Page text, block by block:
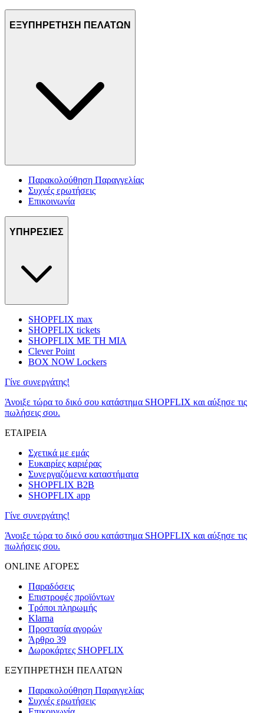
ΕΞΥΠΗΡΕΤΗΣΗ ΠΕΛΑΤΩΝ
Παρακολούθηση Παραγγελίας
Συχνές ερωτήσεις
Επικοινωνία
ΥΠΗΡΕΣΙΕΣ
SHOPFLIX max
SHOPFLIX tickets
SHOPFLIX ΜΕ ΤΗ ΜΙΑ
Clever Point
BOX NOW Lockers
Γίνε συνεργάτης!
Άνοιξε τώρα το δικό σου κατάστημα SHOPFLIX και αύξησε τις
πωλήσεις σου.
ΕΤΑΙΡΕΙΑ
Σχετικά με εμάς
Ευκαιρίες καριέρας
Συνεργαζόμενα καταστήματα
SHOPFLIX B2B
SHOPFLIX app
Γίνε συνεργάτης!
Άνοιξε τώρα το δικό σου κατάστημα SHOPFLIX και αύξησε τις
πωλήσεις σου.
ONLINE ΑΓΟΡΕΣ
Παραδόσεις
Επιστροφές προϊόντων
Τρόποι πληρωμής
Klarna
Προστασία αγορών
Άρθρο 39
Δωροκάρτες SHOPFLIX
ΕΞΥΠΗΡΕΤΗΣΗ ΠΕΛΑΤΩΝ
Παρακολούθηση Παραγγελίας
Συχνές ερωτήσεις